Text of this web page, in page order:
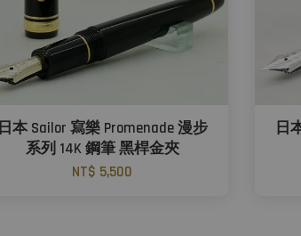
日本 Sailor 寫樂 Promenade 漫步
系列 14K 鋼筆 黑桿金夾
NT$ 5,500
日